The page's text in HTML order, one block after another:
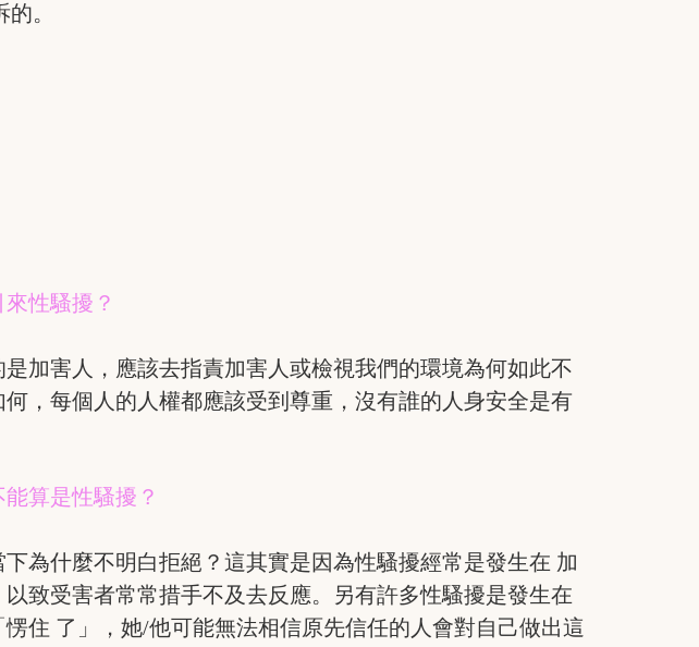
。
性騷擾？
加害人，應該去指責加害人或檢視我們的環境為何如此不
，每個人的人權都應該受到尊重，沒有誰的人身安全是有
算是性騷擾？
為什麼不明白拒絕？這其實是因為性騷擾經常是發生在 加
致受害者常常措手不及去反應。另有許多性騷擾是發生在
住 了」，她/他可能無法相信原先信任的人會對自己做出這